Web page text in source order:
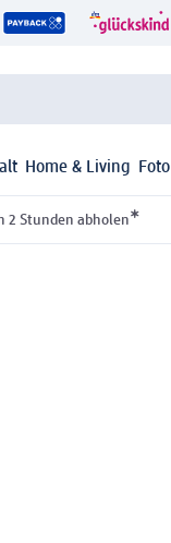
Home & Living Foto
2 Stunden abholen*